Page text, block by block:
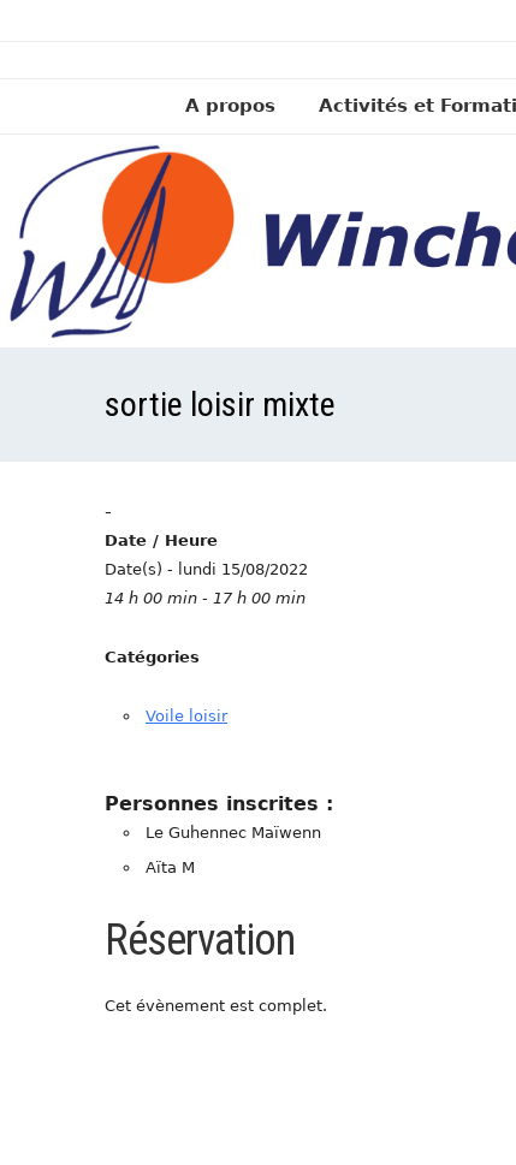
A propos Activités et
sortie loisir mixte
-
Date / Heure
Date(s) - lundi 15/08/2022
14 h 00 min - 17 h 00 min
Catégories
Voile loisir
Personnes inscrites :
Le Guhennec Maïwenn
Aïta M
Réservation
Cet évènement est complet.